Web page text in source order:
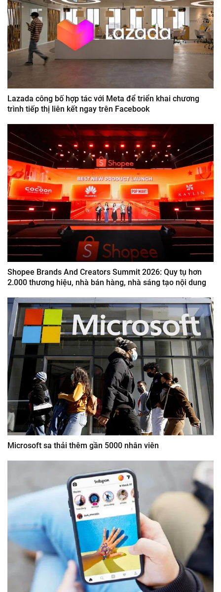
Lazada công bố hợp tác với Meta để triển khai chương
trình tiếp thị liên kết ngay trên Facebook
Shopee Brands And Creators Summit 2026: Quy tụ hơn
2.000 thương hiệu, nhà bán hàng, nhà sáng tạo nội dung
Microsoft sa thải thêm gần 5000 nhân viên